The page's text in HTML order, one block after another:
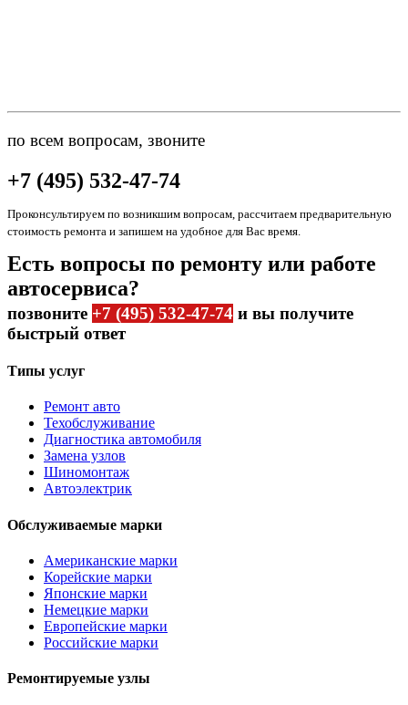
по всем вопросам, звоните
+7 (495) 532-47-74
Проконсультируем по возникшим вопросам, рассчитаем предварительную
стоимость ремонта и запишем на удобное для Вас время.
Есть вопросы по ремонту или работе
автосервиса?
позвоните +7 (495) 532-47-74 и вы получите
быстрый ответ
Типы услуг
Ремонт авто
Техобслуживание
Диагностика автомобиля
Замена узлов
Шиномонтаж
Автоэлектрик
Обслуживаемые марки
Американские марки
Корейские марки
Японские марки
Немецкие марки
Европейские марки
Российские марки
Ремонтируемые узлы